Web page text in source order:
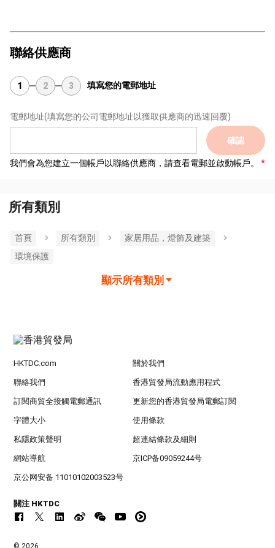
聯絡供應商
1 2 3 填寫您的電郵地址
電郵地址(填寫您的公司電郵地址以獲取供應商的迅速回覆)
確認
我們會為您建立一個帳戶以聯絡供應商，請查看電郵並啟動帳戶。
所有類別
首頁 所有類別
家居用品，燈飾及建築
環境保護
顯示所有類別
HKTDC.com 關於我們
聯絡我們 香港貿發局流動應用程式
訂閱商貿全接觸電郵通訊 更新您的香港貿發局電郵訂閱
字體大小 使用條款
私隱政策聲明 超連結條款及細則
網站導航 京ICP备09059244号
京公网安备 11010102003523号
關注 HKTDC
© 2026